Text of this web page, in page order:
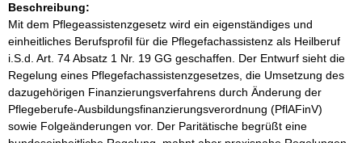
Beschreibung:
Mit dem Pflegeassistenzgesetz wird ein eigenständiges und
einheitliches Berufsprofil für die Pflegefachassistenz als Heilberuf
i.S.d. Art. 74 Absatz 1 Nr. 19 GG geschaffen. Der Entwurf sieht die
Regelung eines Pflegefachassistenzgesetzes, die Umsetzung des
dazugehörigen Finanzierungsverfahrens durch Änderung der
Pflegeberufe-Ausbildungsfinanzierungsverordnung (PflAFinV)
sowie Folgeänderungen vor. Der Paritätische begrüßt eine